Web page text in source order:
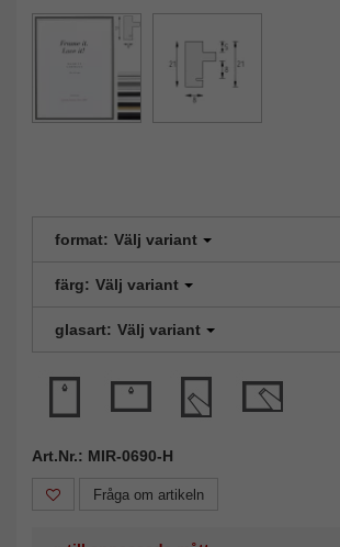
format: Välj variant
färg: Välj variant
glasart: Välj variant
Art.Nr.: MIR-0690-H
Fråga om artikeln